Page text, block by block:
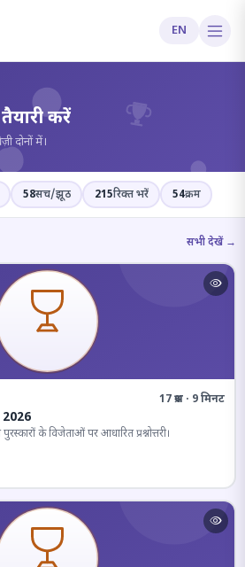
EN
?
करें
दोनों में।
58सच/झूठ 215रिक्त भरें 54क्रम
सभी देखें →
17 प्रश्न · 9 मिनट
2026
के विजेताओं पर आधारित प्रश्नोत्तरी।